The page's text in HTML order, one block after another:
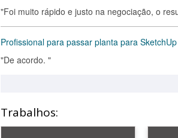
"Foi muito rápido e justo na negociação, o
Profissional para passar planta para SketchUp
"De acordo. "
Trabalhos: